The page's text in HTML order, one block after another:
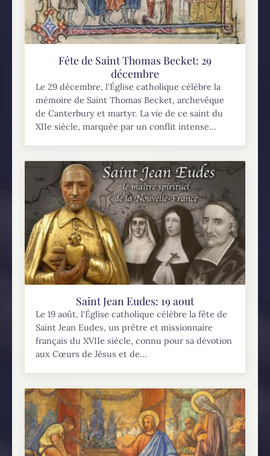
Fête de Saint Thomas Becket: 29
décembre
Le 29 décembre, l'Église catholique célèbre la
mémoire de Saint Thomas Becket, archevêque
de Canterbury et martyr. La vie de ce saint du
XIIe siècle, marquée par un conflit intense...
Saint Jean Eudes: 19 aout
Le 19 août, l'Église catholique célèbre la fête de
Saint Jean Eudes, un prêtre et missionnaire
français du XVIIe siècle, connu pour sa dévotion
aux Cœurs de Jésus et de...